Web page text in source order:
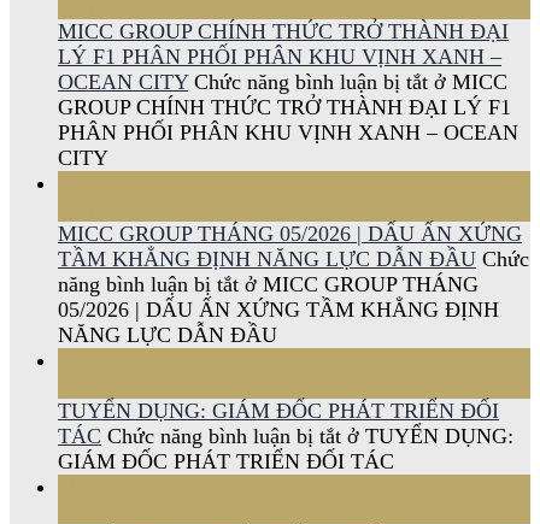
MICC GROUP CHÍNH THỨC TRỞ THÀNH ĐẠI
LÝ F1 PHÂN PHỐI PHÂN KHU VỊNH XANH –
OCEAN CITY Chức năng bình luận bị tắt ở MICC
GROUP CHÍNH THỨC TRỞ THÀNH ĐẠI LÝ F1
PHÂN PHỐI PHÂN KHU VỊNH XANH – OCEAN
CITY
MICC GROUP THÁNG 05/2026 | DẤU ẤN XỨNG
TẦM KHẲNG ĐỊNH NĂNG LỰC DẪN ĐẦU Chức
năng bình luận bị tắt ở MICC GROUP THÁNG
05/2026 | DẤU ẤN XỨNG TẦM KHẲNG ĐỊNH
NĂNG LỰC DẪN ĐẦU
TUYỂN DỤNG: GIÁM ĐỐC PHÁT TRIỂN ĐỐI
TÁC Chức năng bình luận bị tắt ở TUYỂN DỤNG:
GIÁM ĐỐC PHÁT TRIỂN ĐỐI TÁC